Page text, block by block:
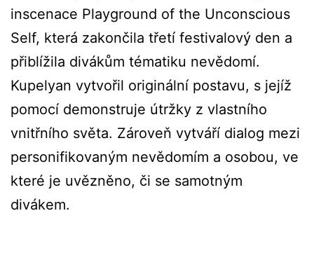
inscenace Playground of the Unconscious
Self, která zakončila třetí festivalový den a
přiblížila divákům tématiku nevědomí.
Kupelyan vytvořil originální postavu, s jejíž
pomocí demonstruje útržky z vlastního
vnitřního světa. Zároveň vytváří dialog mezi
personifikovaným nevědomím a osobou, ve
které je uvězněno, či se samotným
divákem.